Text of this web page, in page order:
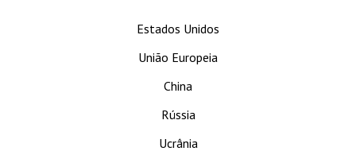
Estados Unidos
União Europeia
China
Rússia
Ucrânia